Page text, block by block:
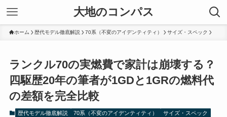
大地のコンパス
ホーム 歴代モデル徹底解説 70系（不変のアイデンティティ） サイズ・スペック
ランクル70の実燃費で家計は崩壊する？
四駆歴20年の筆者が1GDと1GRの燃料代
の差額を完全比較
歴代モデル徹底解説 70系（不変のアイデンティティ） サイズ・スペック